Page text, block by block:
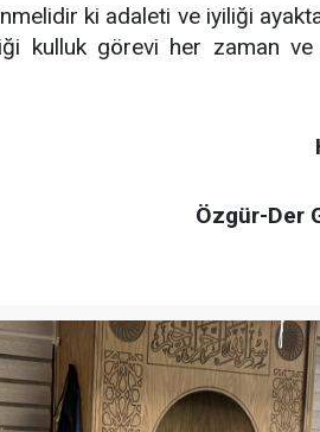
ki adaleti ve iyiliği
kulluk görevi her zaman
Özgür-Der